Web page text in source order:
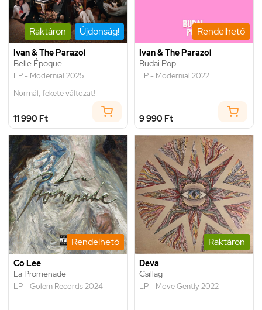
Raktáron Újdonság!
Ivan & The Parazol
Belle Époque
LP - Modernial 2025
Normál, fekete változat!
11 990 Ft
Rendelhető
Ivan & The Parazol
Budai Pop
LP - Modernial 2022
9 990 Ft
Rendelhető
Co Lee
La Promenade
LP - Golem Records 2024
Raktáron
Deva
Csillag
LP - Move Gently 2022